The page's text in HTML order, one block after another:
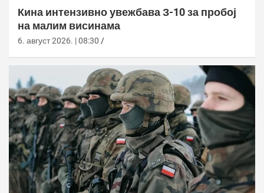
Кина интензивно увежбава З-10 за пробој
на малим висинама
6. август 2026. | 08:30